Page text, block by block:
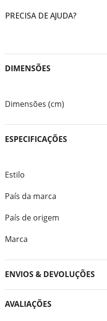
PRECISA DE AJUDA?
DIMENSÕES
Dimensões (cm)
ESPECIFICAÇÕES
Estilo
País da marca
País de origem
Marca
ENVIOS & DEVOLUÇÕES
AVALIAÇÕES